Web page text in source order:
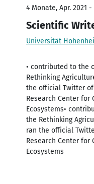
4 Monate, Apr. 2021 -
Scientific
Universität
• contributed to the
Rethinking
the official Twitter
Research Center for
Ecosystems•
the Rethinking
ran the official
Research Center for
Ecosystems